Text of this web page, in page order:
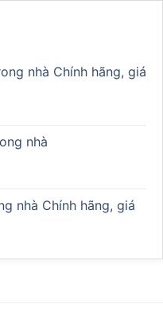
nhà Chính hãng, giá
nhà
nhà Chính hãng, giá